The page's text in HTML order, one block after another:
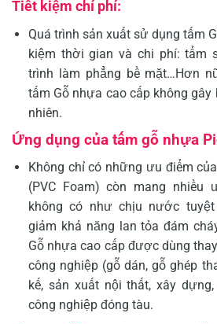
Tiết kiệm chí phí:
Quá trình sản xuất sử dụng tấm
kiệm thời gian và chi phí: tẩm
trình làm phẳng bề mặt…Hơn
tấm Gỗ nhựa cao cấp không
nhiên.
Ứng dụng của tấm gỗ nhựa
Không chỉ có những ưu điểm
(PVC Foam) còn mang nhiều
không có như chịu nước
giảm khả năng lan tỏa đám
Gỗ nhựa cao cấp được dùng
công nghiệp (gỗ dán, gỗ ghép
kế, sản xuất nội thất, xây
công nghiệp đóng tàu.